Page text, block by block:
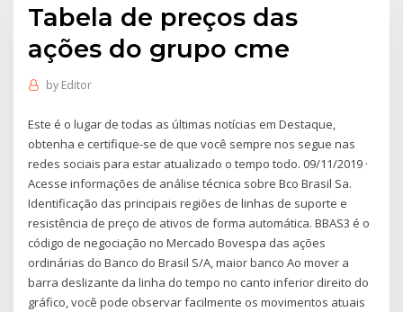
Tabela de preços das
ações do grupo cme
by Editor
Este é o lugar de todas as últimas notícias em Destaque,
obtenha e certifique-se de que você sempre nos segue nas
redes sociais para estar atualizado o tempo todo. 09/11/2019 ·
Acesse informações de análise técnica sobre Bco Brasil Sa.
Identificação das principais regiões de linhas de suporte e
resistência de preço de ativos de forma automática. BBAS3 é o
código de negociação no Mercado Bovespa das ações
ordinárias do Banco do Brasil S/A, maior banco Ao mover a
barra deslizante da linha do tempo no canto inferior direito do
gráfico, você pode observar facilmente os movimentos atuais